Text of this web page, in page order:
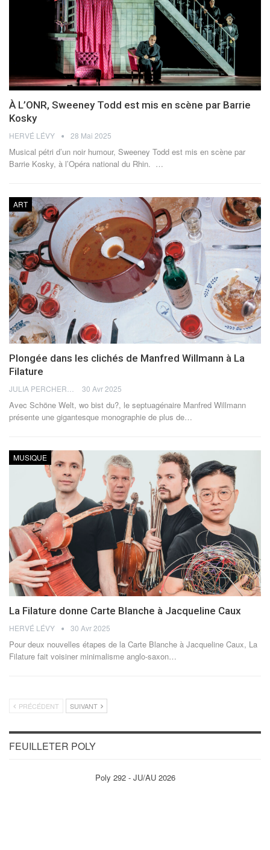
À L’ONR, Sweeney Todd est mis en scène par Barrie
Kosky
HERVÉ LÉVY 28 Mai 2025
Musical pétri d’un noir humour, Sweeney Todd est mis en scène par
Barrie Kosky, à l’Opéra national du Rhin. …
ART
Plongée dans les clichés de Manfred Willmann à La
Filature
30 Avr 2025
Avec Schöne Welt, wo bist du?, le septuagénaire Manfred Willmann
présente une gigantesque monographie de plus de…
MUSIQUE
La Filature donne Carte Blanche à Jacqueline Caux
HERVÉ LÉVY 30 Avr 2025
Pour deux nouvelles étapes de la Carte Blanche à Jacqueline Caux, La
Filature fait voisiner minimalisme anglo-saxon…
PRÉCÉDENT SUIVANT
FEUILLETER POLY
Poly 292 - JU/AU 2026